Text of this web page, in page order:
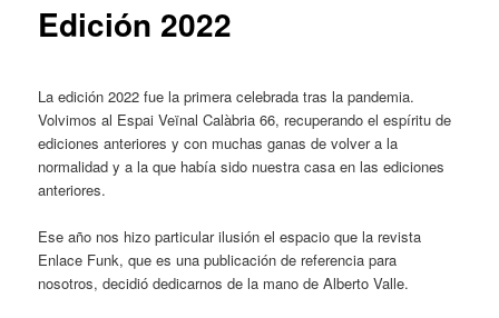
Edición 2022
La edición 2022 fue la primera celebrada tras la pandemia.
Volvimos al Espai Veïnal Calàbria 66, recuperando el espíritu de
ediciones anteriores y con muchas ganas de volver a la
normalidad y a la que había sido nuestra casa en las ediciones
anteriores.
Ese año nos hizo particular ilusión el espacio que la revista
Enlace Funk, que es una publicación de referencia para
nosotros, decidió dedicarnos de la mano de Alberto Valle.